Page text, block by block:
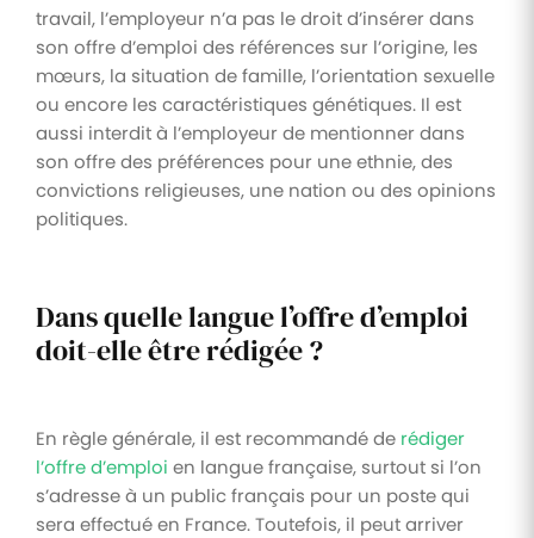
travail, l’employeur n’a pas le droit d’insérer dans
son offre d’emploi des références sur l’origine, les
mœurs, la situation de famille, l’orientation sexuelle
ou encore les caractéristiques génétiques. Il est
aussi interdit à l’employeur de mentionner dans
son offre des préférences pour une ethnie, des
convictions religieuses, une nation ou des opinions
politiques.
Dans quelle langue l’offre d’emploi
doit-elle être rédigée ?
En règle générale, il est recommandé de rédiger
l’offre d’emploi en langue française, surtout si l’on
s’adresse à un public français pour un poste qui
sera effectué en France. Toutefois, il peut arriver